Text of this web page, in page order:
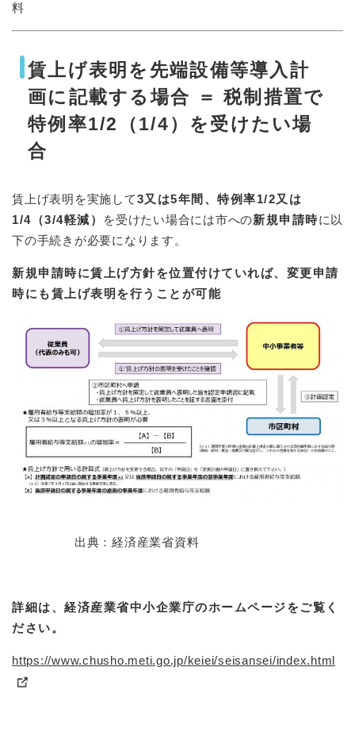
料
賃上げ表明を先端設備等導入計
画に記載する場合 ＝ 税制措置で
特例率1/2（1/4）を受けたい場
合
賃上げ表明を実施して3又は5年間、特例率1/2又は
1/4（3/4軽減）
を受けたい場合には市への新規申請時に以
下の手続きが必要になります。
新規申請時に賃上げ方針を位置付けていれば、変更申請
時にも賃上げ表明を行うことが可能
出典：経済産業省資料
詳細は、経済産業省中小企業庁のホームページをご覧く
ださい。
https://www.chusho.meti.go.jp/keiei/seisansei/index.html